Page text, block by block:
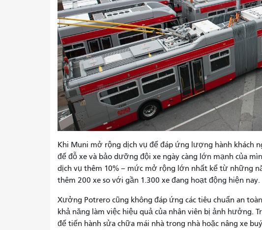
Khi Muni mở rộng dịch vụ để đáp ứng lượng hành khách
để đỗ xe và bảo dưỡng đội xe ngày càng lớn mạnh của
dịch vụ thêm 10% – mức mở rộng lớn nhất kể từ những
thêm 200 xe so với gần 1.300 xe đang hoạt động hiện nay.
Xưởng Potrero cũng không đáp ứng các tiêu chuẩn an
khả năng làm việc hiệu quả của nhân viên bị ảnh hưởng.
để tiến hành sửa chữa mái nhà trong nhà hoặc nâng xe